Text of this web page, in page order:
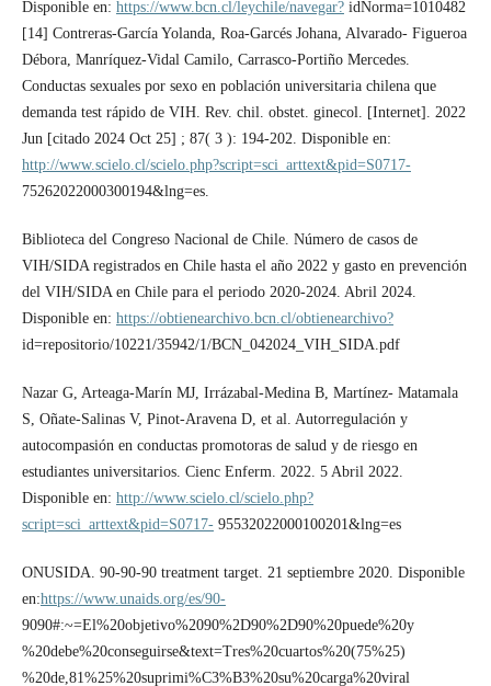
Disponible en: https://www.bcn.cl/leychile/navegar?idNorma=1010482
[14] Contreras-García Yolanda, Roa-Garcés Johana, Alvarado- Figueroa
Débora, Manríquez-Vidal Camilo, Carrasco-Portiño Mercedes.
Conductas sexuales por sexo en población universitaria chilena que
demanda test rápido de VIH. Rev. chil. obstet. ginecol. [Internet]. 2022
Jun [citado 2024 Oct 25] ; 87( 3 ): 194-202. Disponible en:
http://www.scielo.cl/scielo.php?script=sci_arttext&pid=S0717-
75262022000300194&lng=es.
Biblioteca del Congreso Nacional de Chile. Número de casos de
VIH/SIDA registrados en Chile hasta el año 2022 y gasto en prevención
del VIH/SIDA en Chile para el periodo 2020-2024. Abril 2024.
Disponible en: https://obtienearchivo.bcn.cl/obtienearchivo?
id=repositorio/10221/35942/1/BCN_042024_VIH_SIDA.pdf
Nazar G, Arteaga-Marín MJ, Irrázabal-Medina B, Martínez- Matamala
S, Oñate-Salinas V, Pinot-Aravena D, et al. Autorregulación y
autocompasión en conductas promotoras de salud y de riesgo en
estudiantes universitarios. Cienc Enferm. 2022. 5 Abril 2022.
Disponible en: http://www.scielo.cl/scielo.php?
script=sci_arttext&pid=S0717-95532022000100201&lng=es
ONUSIDA. 90-90-90 treatment target. 21 septiembre 2020. Disponible
en:https://www.unaids.org/es/90-
9090#:~=El%20objetivo%2090%2D90%2D90%20puede%20y
%20debe%20conseguirse&text=Tres%20cuartos%20(75%25)
%20de,81%25%20suprimi%C3%B3%20su%20carga%20viral